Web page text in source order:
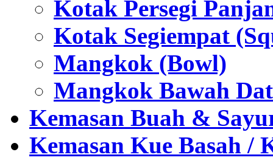
Kotak Persegi
Kotak Segiempat
Mangkok (Bowl)
Mangkok Bawah
Kemasan Buah &
Kemasan Kue Basah /